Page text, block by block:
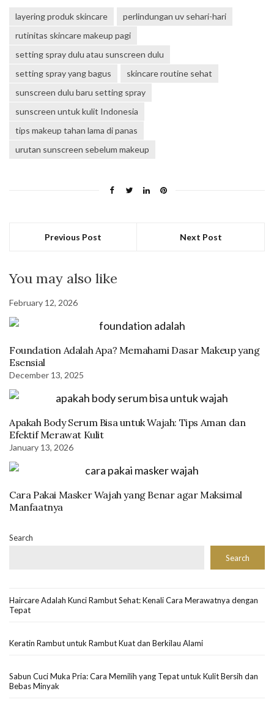
layering produk skincare
perlindungan uv sehari-hari
rutinitas skincare makeup pagi
setting spray dulu atau sunscreen dulu
setting spray yang bagus
skincare routine sehat
sunscreen dulu baru setting spray
sunscreen untuk kulit Indonesia
tips makeup tahan lama di panas
urutan sunscreen sebelum makeup
Previous Post Next Post
You may also like
February 12, 2026
Foundation Adalah Apa? Memahami Dasar Makeup yang
Esensial
December 13, 2025
Apakah Body Serum Bisa untuk Wajah: Tips Aman dan
Efektif Merawat Kulit
January 13, 2026
Cara Pakai Masker Wajah yang Benar agar Maksimal
Manfaatnya
Search
Search
Haircare Adalah Kunci Rambut Sehat: Kenali Cara Merawatnya dengan
Tepat
Keratin Rambut untuk Rambut Kuat dan Berkilau Alami
Sabun Cuci Muka Pria: Cara Memilih yang Tepat untuk Kulit Bersih dan
Bebas Minyak